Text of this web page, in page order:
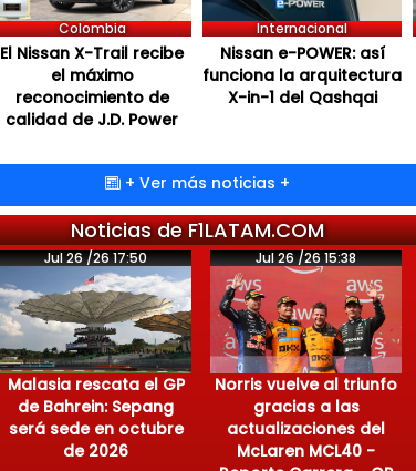
Colombia
El Nissan X-Trail recibe
el máximo
reconocimiento de
calidad de J.D. Power
Internacional
Nissan e-POWER: así
funciona la arquitectura
X-in-1 del Qashqai
+ Ver más noticias +
Noticias de F1LATAM.COM
Jul 26 /26 17:50
Malasia rescata el GP
de Bahrein: Sepang
será sede en octubre
de 2026
Jul 26 /26 15:38
Norris vuelve al triunfo
gracias a las
actualizaciones del
McLaren MCL40 -